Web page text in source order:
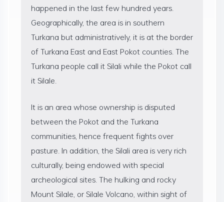
happened in the last few hundred years.
Geographically, the area is in southern
Turkana but administratively, it is at the border
of Turkana East and East Pokot counties. The
Turkana people call it Silali while the Pokot call
it Silale.
It is an area whose ownership is disputed
between the Pokot and the Turkana
communities, hence frequent fights over
pasture. In addition, the Silali area is very rich
culturally, being endowed with special
archeological sites. The hulking and rocky
Mount Silale, or Silale Volcano, within sight of